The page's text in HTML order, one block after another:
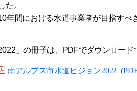
た。
間における水道事業者が目指すべ
」の冊子は、PDFでダウンロード
南アルプス市水道ビジョン2022